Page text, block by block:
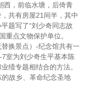
西，前临水塘，后倚青
共有房屋21间半，其中
题写了“刘少奇同志故
重点文物保护单位。
替换景点）-纪念馆共有一
室为刘少奇生平基本陈
绩专题相结合的方法。
故乡、革命纪念圣地